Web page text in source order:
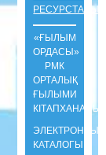
РЕСУРСТАРЫ
«ҒЫЛЫМ
ОРДАСЫ»
РМК
ОРТАЛЫҚ
ҒЫЛЫМИ
ЭЛЕКТРОНДЫ
КАТАЛОГЫ